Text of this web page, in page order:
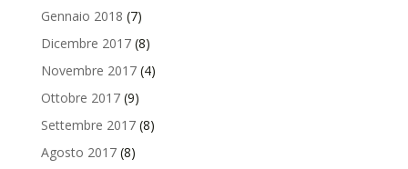
Gennaio 2018 (7)
Dicembre 2017(8)
Novembre 2017(4)
Ottobre 2017(9)
Settembre 2017(8)
Agosto 2017(8)